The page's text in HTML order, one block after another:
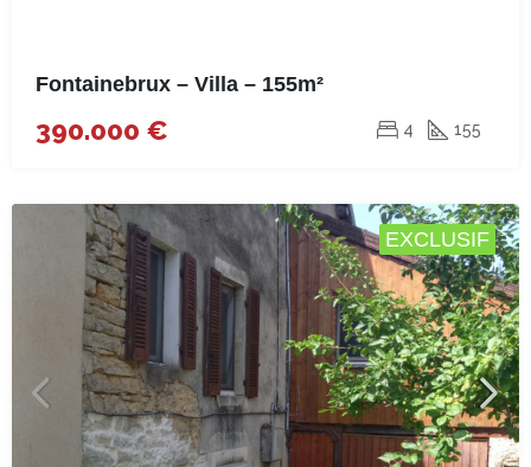
Fontainebrux – Villa – 155m²
390.000 € 4 155
EXCLUSIF